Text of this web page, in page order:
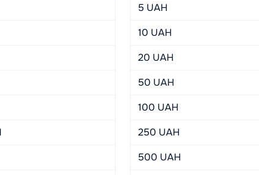
5 UAH
10 UAH
20 UAH
50 UAH
100 UAH
250 UAH
500 UAH